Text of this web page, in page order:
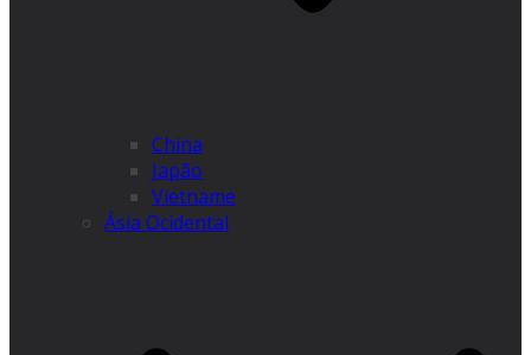
China
Japão
Vietname
Ásia Ocidental